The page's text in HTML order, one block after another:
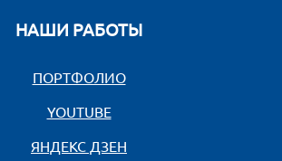
zakaz@rugas.ru
Быстрый подбор газгольдера